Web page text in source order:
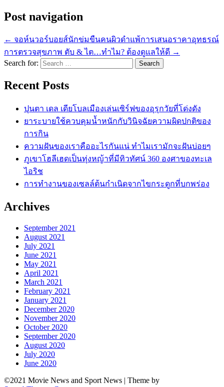
Post navigation
← จอห์นวอร์บอยส์นักข่มขืนคนผิวดำแพ้การเสนอราคาอุทธรณ์
การตรวจสุขภาพ ตับ & ไต…ทำไม? ต้องดูแลให้ดี →
Search for:
Recent Posts
ปุนตา เดล เดียโบลเมืองเล่นเซิร์ฟของอุรุกวัยที่โด่งดัง
ยาระบายใช้ควบคุมน้ำหนักกับวินิจฉัยความผิดปกติของ
การกิน
ความฝันของเราคืออะไรกันแน่ ทำไมเรามักจะฝันบ่อยๆ
ภูเขาโฮลีเฮดเป็นทุ่งหญ้าที่มีทิวทัศน์ 360 องศาของทะเล
ไอริช
การทำงานของเซลล์ต้นกำเนิดจากไขกระดูกที่บกพร่อง
Archives
September 2021
August 2021
July 2021
June 2021
May 2021
April 2021
March 2021
February 2021
January 2021
December 2020
November 2020
October 2020
September 2020
August 2020
July 2020
June 2020
©2021 Movie News and Sport News | Theme by